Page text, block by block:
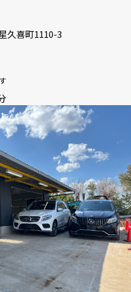
久喜町1110-3